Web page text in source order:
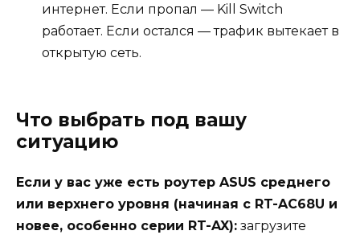
интернет. Если пропал — Kill Switch
работает. Если остался — трафик вытекает в
открытую сеть.
Что выбрать под вашу
ситуацию
Если у вас уже есть роутер ASUS среднего
или верхнего уровня (начиная с RT-AC68U и
новее, особенно серии RT-AX): загрузите